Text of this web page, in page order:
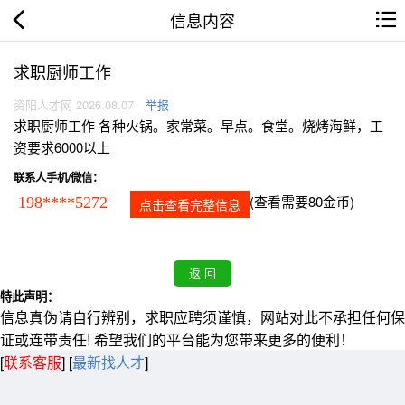
信息内容
求职厨师工作
资阳人才网 2026.08.07 举报
求职厨师工作 各种火锅。家常菜。早点。食堂。烧烤海鲜，工
资要求6000以上
联系人手机/微信：
198****5272 点击查看完整信息 (查看需要80金币)
特此声明：
信息真伪请自行辨别，求职应聘须谨慎，网站对此不承担任何保
证或连带责任! 希望我们的平台能为您带来更多的便利！
[联系客服] [最新找人才]